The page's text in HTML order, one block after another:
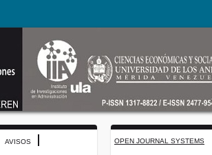
OPEN JOURNAL SYSTEMS
AVISOS